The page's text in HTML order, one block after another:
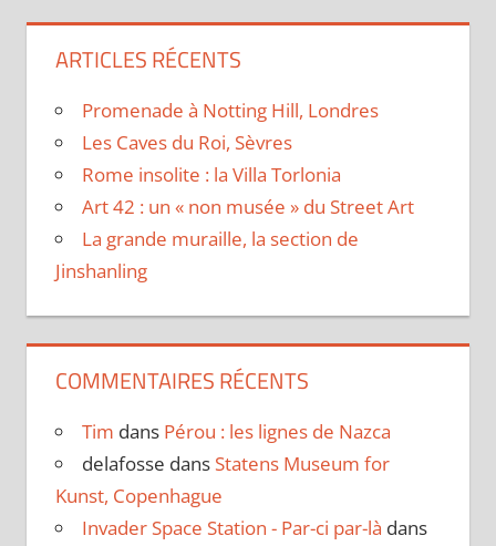
ARTICLES RÉCENTS
Promenade à Notting Hill, Londres
Les Caves du Roi, Sèvres
Rome insolite : la Villa Torlonia
Art 42 : un « non musée » du Street Art
La grande muraille, la section de
Jinshanling
COMMENTAIRES RÉCENTS
Tim dans Pérou : les lignes de Nazca
delafosse dans Statens Museum for
Kunst, Copenhague
Invader Space Station - Par-ci par-là dans